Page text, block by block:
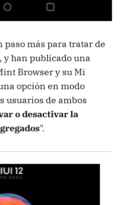
paso más para tratar de
han publicado una
Browser y su Mi
opción en modo
usuarios de ambos
o desactivar la
".